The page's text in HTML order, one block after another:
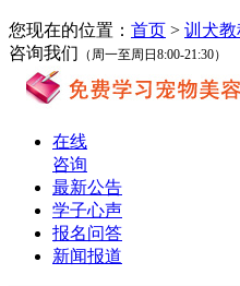
您现在的位置： 首页 > 训犬教
咨询我们 （周一至周日8:00-21:30）
在线
咨询
最新公告
学子心声
报名问答
新闻报道